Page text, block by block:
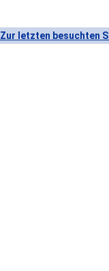
Zur letzten besuchten